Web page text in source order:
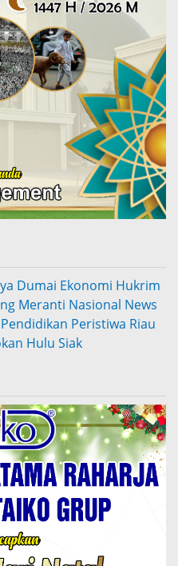
Dumai Ekonomi Hukrim
Meranti Nasional News
Pendidikan Peristiwa Riau
Hulu Siak